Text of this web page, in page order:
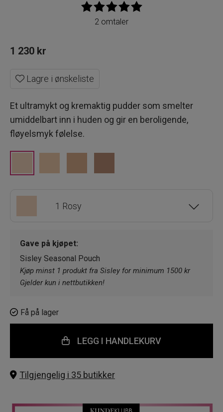
2 omtaler
1 230 kr
Lagre i ønskeliste
Et ultramykt og kremaktig pudder som smelter
umiddelbart inn i huden og gir en beroligende,
fløyelsmyk følelse.
1 Rosy
2 Natural
3 Sandy
Gave på kjøpet:
Sisley Seasonal Pouch
Kjøp minst 1 produkt fra Sisley for minimum 1500 kr
Gjelder kun i nettbutikken!
Få på lager
LEGG I HANDLEKURV
Tilgjengelig i 35 butikker